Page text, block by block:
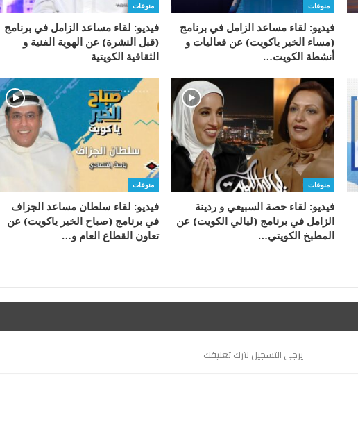
منوعات
فيديو: لقاء مساعد الزامل في برنامج
(مساء الخير ياكويت) عن فعاليات و
أنشطة الكويت…
منوعات
فيديو: لقاء مساعد الزامل في برنامج
(قبل النشرة) عن الهوية الفنية و
الثقافية الكويتية
منوعات
فيديو: لقاء حصة السبيعي و ردينة
الزامل في برنامج (ليالي الكويت) عن
المطبخ الكويتي…
منوعات
فيديو: لقاء سلطان مساعد الجزاف
في برنامج (صباح الخير ياكويت) عن
تعاون القطاع العام و…
يرجي التسجيل لترك تعليقك